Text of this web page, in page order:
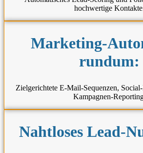
hochwertige
Marketing-
rundum:
Zielgerichtete E-Mail-Sequenzen,
Kampagnen-
Nahtloses Lead-